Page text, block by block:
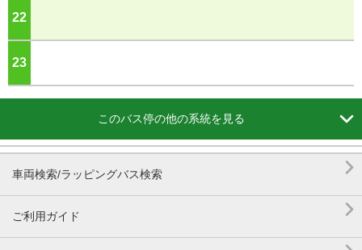
22
23
このバス停の他の系統を見る 
車両検索/ラッピングバス検索 
ご利用ガイド
